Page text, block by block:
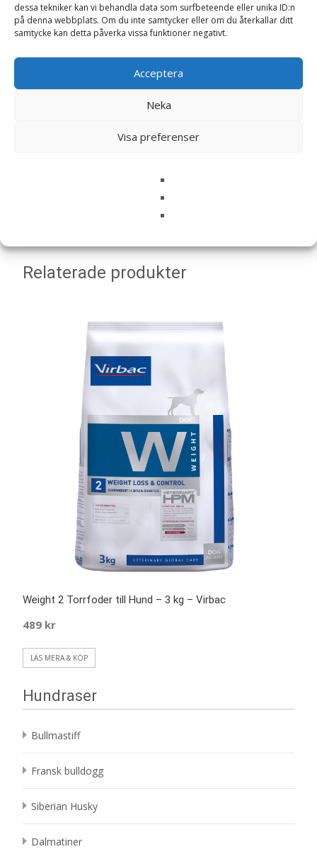
dessa tekniker kan vi behandla data som surfbeteende eller unika ID:n
på denna webbplats. Om du inte samtycker eller om du återkallar ditt
samtycke kan detta påverka vissa funktioner negativt.
Acceptera
Neka
Visa preferenser
Spara mitt namn, min e-postadress och webbplats i
Relaterade produkter
Weight 2 Torrfoder till Hund – 3 kg – Virbac
489 kr
LÄS MERA & KÖP
Hundraser
Bullmastiff
Fransk bulldogg
Siberian Husky
Dalmatiner